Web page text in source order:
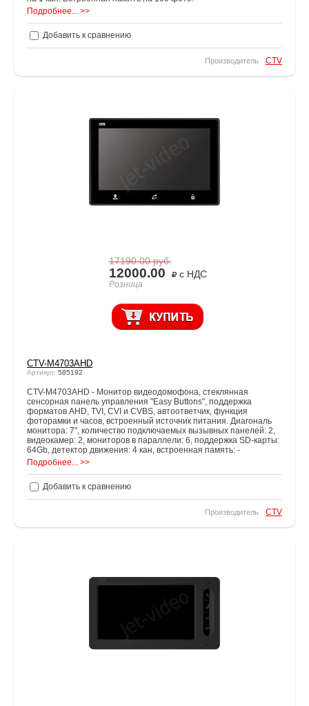
Подробнее... >>
Добавить к сравнению
Производитель CTV
17190.00руб.
12000.00 с НДС
Розница
CTV-M4703AHD
Артикул: 585192
CTV-M4703AHD - Монитор видеодомофона, стеклянная
сенсорная панель управления "Easy Buttons", поддержка
форматов AHD, TVI, CVI и CVBS, автоответчик, функция
фоторамки и часов, встроенный источник питания. Диагональ
монитора: 7", количество подключаемых вызывных панелей: 2,
видеокамер: 2, мониторов в параллели: 6, поддержка SD-карты:
64Gb, детектор движения: 4 кан, встроенная память: -
Подробнее... >>
Добавить к сравнению
Производитель CTV